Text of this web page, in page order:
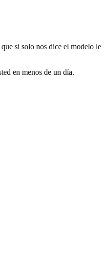
si solo nos dice el modelo le
en menos de un día.